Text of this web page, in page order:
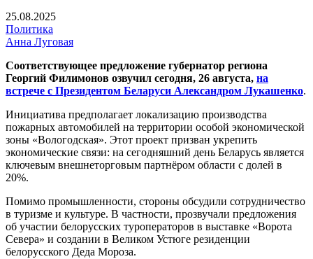
25.08.2025
Политика
Анна Луговая
Соответствующее предложение губернатор региона
Георгий Филимонов озвучил сегодня, 26 августа, на
встрече с Президентом Беларуси Александром Лукашенко.
Инициатива предполагает локализацию производства
пожарных автомобилей на территории особой экономической
зоны «Вологодская». Этот проект призван укрепить
экономические связи: на сегодняшний день Беларусь является
ключевым внешнеторговым партнёром области с долей в
20%.
Помимо промышленности, стороны обсудили сотрудничество
в туризме и культуре. В частности, прозвучали предложения
об участии белорусских туроператоров в выставке «Ворота
Севера» и создании в Великом Устюге резиденции
белорусского Деда Мороза.